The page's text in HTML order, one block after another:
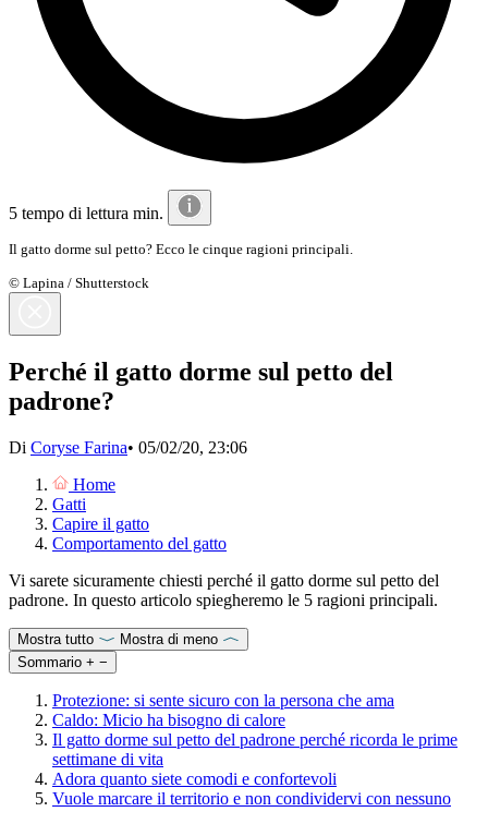
5 tempo di lettura min.
Il gatto dorme sul petto? Ecco le cinque ragioni principali.
© Lapina / Shutterstock
Perché il gatto dorme sul petto del
padrone?
Di Coryse Farina• 05/02/20, 23:06
Home
Gatti
Capire il gatto
Comportamento del gatto
Vi sarete sicuramente chiesti perché il gatto dorme sul petto del
padrone. In questo articolo spiegheremo le 5 ragioni principali.
Mostra tutto
Mostra di meno
Sommario + −
Protezione: si sente sicuro con la persona che ama
Caldo: Micio ha bisogno di calore
Il gatto dorme sul petto del padrone perché ricorda le prime
settimane di vita
Adora quanto siete comodi e confortevoli
Vuole marcare il territorio e non condividervi con nessuno